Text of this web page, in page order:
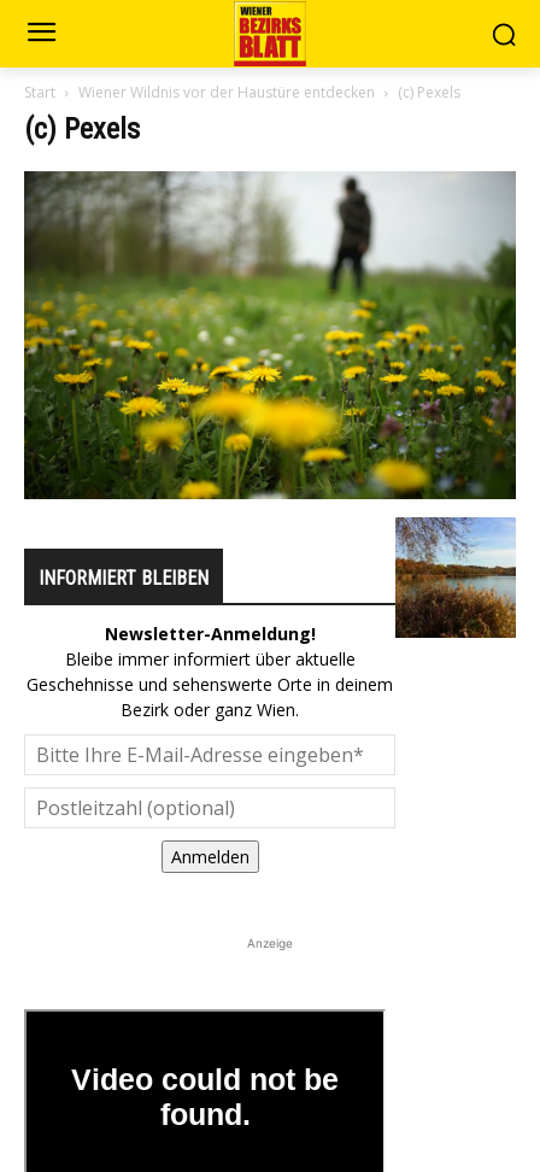
Start Wiener Wildnis vor der Haustüre entdecken (c) Pexels
(c) Pexels
INFORMIERT BLEIBEN
Newsletter-Anmeldung!
Bleibe immer informiert über aktuelle
Geschehnisse und sehenswerte Orte in deinem
Bezirk oder ganz Wien.
Anmelden
Anzeige